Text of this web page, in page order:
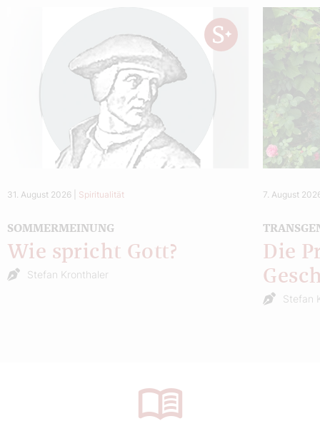
31. August 2026 Spiritualität
SOMMERMEINUNG
Wie spricht Gott?
Stefan Kronthaler
7. August
Die
Stefan